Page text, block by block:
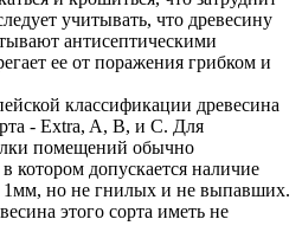
учитывать, что древесину
антисептическими
ее от поражения грибком и
классификации древесина
- Extra, A, B, и C. Для
помещений обычно
котором допускается наличие
1мм, но не гнилых и не выпавших.
этого сорта иметь не